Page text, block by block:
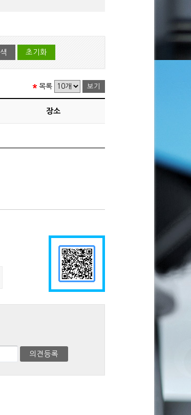
목록
장소